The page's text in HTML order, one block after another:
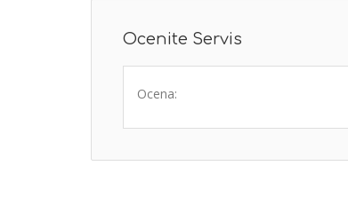
Ocenite Servis
Ocena: